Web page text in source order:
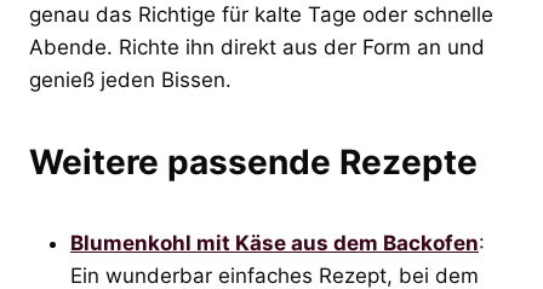
genau das Richtige für kalte Tage oder schnelle
Abende. Richte ihn direkt aus der Form an und
genieß jeden Bissen.
Weitere passende Rezepte
Blumenkohl mit Käse aus dem Backofen:
Ein wunderbar einfaches Rezept, bei dem